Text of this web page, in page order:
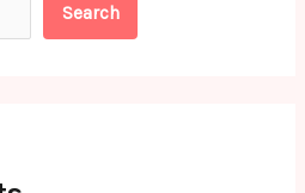
Search